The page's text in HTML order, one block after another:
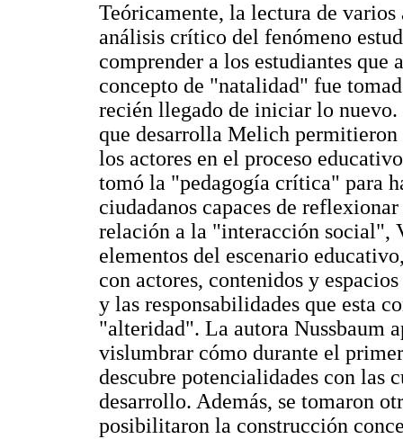
Teóricamente, la lectura de
análisis crítico del fenómeno
comprender a los estudiantes que
concepto de "natalidad" fue
recién llegado de iniciar lo
que desarrolla Melich permitieron
los actores en el proceso
tomó la "pedagogía crítica" para
ciudadanos capaces de
relación a la "interacción social",
elementos del escenario
con actores, contenidos y
y las responsabilidades que esta
"alteridad". La autora Nussbaum
vislumbrar cómo durante el
descubre potencialidades con las
desarrollo. Además, se tomaron
posibilitaron la construcción